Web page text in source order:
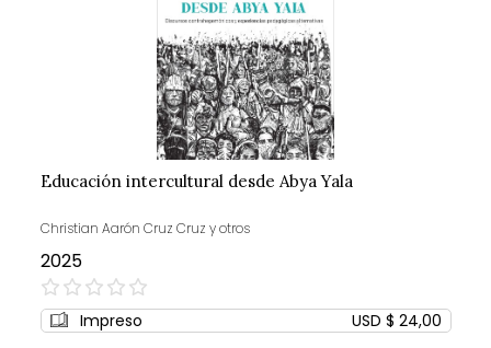
Educación intercultural desde Abya Yala
Christian Aarón Cruz Cruz y otros
2025
0%
Impreso USD $ 24,00